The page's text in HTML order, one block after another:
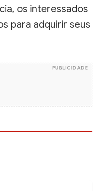
os interessados
para adquirir seus
PUBLICIDADE